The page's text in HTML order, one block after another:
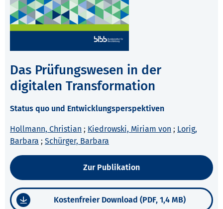
Das Prüfungswesen in der
digitalen Transformation
Status quo und Entwicklungsperspektiven
Hollmann, Christian ; Kiedrowski, Miriam von ; Lorig,
Barbara ; Schürger, Barbara
Zur Publikation
Kostenfreier Download (PDF, 1,4 MB)